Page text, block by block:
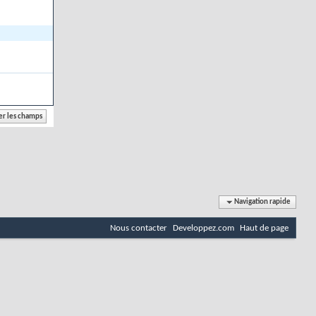
Navigation rapide
Nous contacter Developpez.com Haut de page